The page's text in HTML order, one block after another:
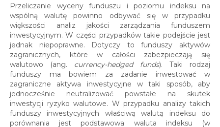
Przeliczanie wyceny funduszu i poziomu indeksu na
wspólną walutę powinno odbywać się w przypadku
większości analiz jakości zarządzania funduszem
inwestycyjnym. W części przypadków takie podejście jest
jednak niepoprawne. Dotyczy to funduszy aktywów
zagranicznych, które w całości zabezpieczają się
walutowo (ang. currency-hedged funds). Taki rodzaj
funduszy ma bowiem za zadanie inwestować w
zagraniczne aktywa inwestycyjne w taki sposób, aby
jednocześnie neutralizować powstałe na skutek
inwestycji ryzyko walutowe. W przypadku analizy takich
funduszy inwestycyjnych właściwą walutą indeksu do
porównania jest podstawowa waluta indeksu (w